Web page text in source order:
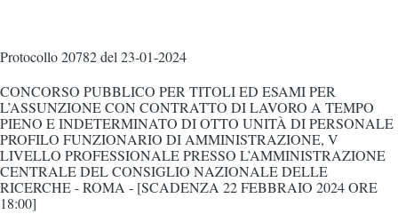
Protocollo 20782del 23-01-2024
CONCORSO PUBBLICO PER TITOLI ED ESAMI PER
L’ASSUNZIONE CON CONTRATTO DI LAVORO A TEMPO
PIENO E INDETERMINATO DI OTTO UNITÀ DI PERSONALE
PROFILO FUNZIONARIO DI AMMINISTRAZIONE, V
LIVELLO PROFESSIONALE PRESSO L’AMMINISTRAZIONE
CENTRALE DEL CONSIGLIO NAZIONALE DELLE
RICERCHE - ROMA - [SCADENZA 22 FEBBRAIO 2024 ORE
18:00]